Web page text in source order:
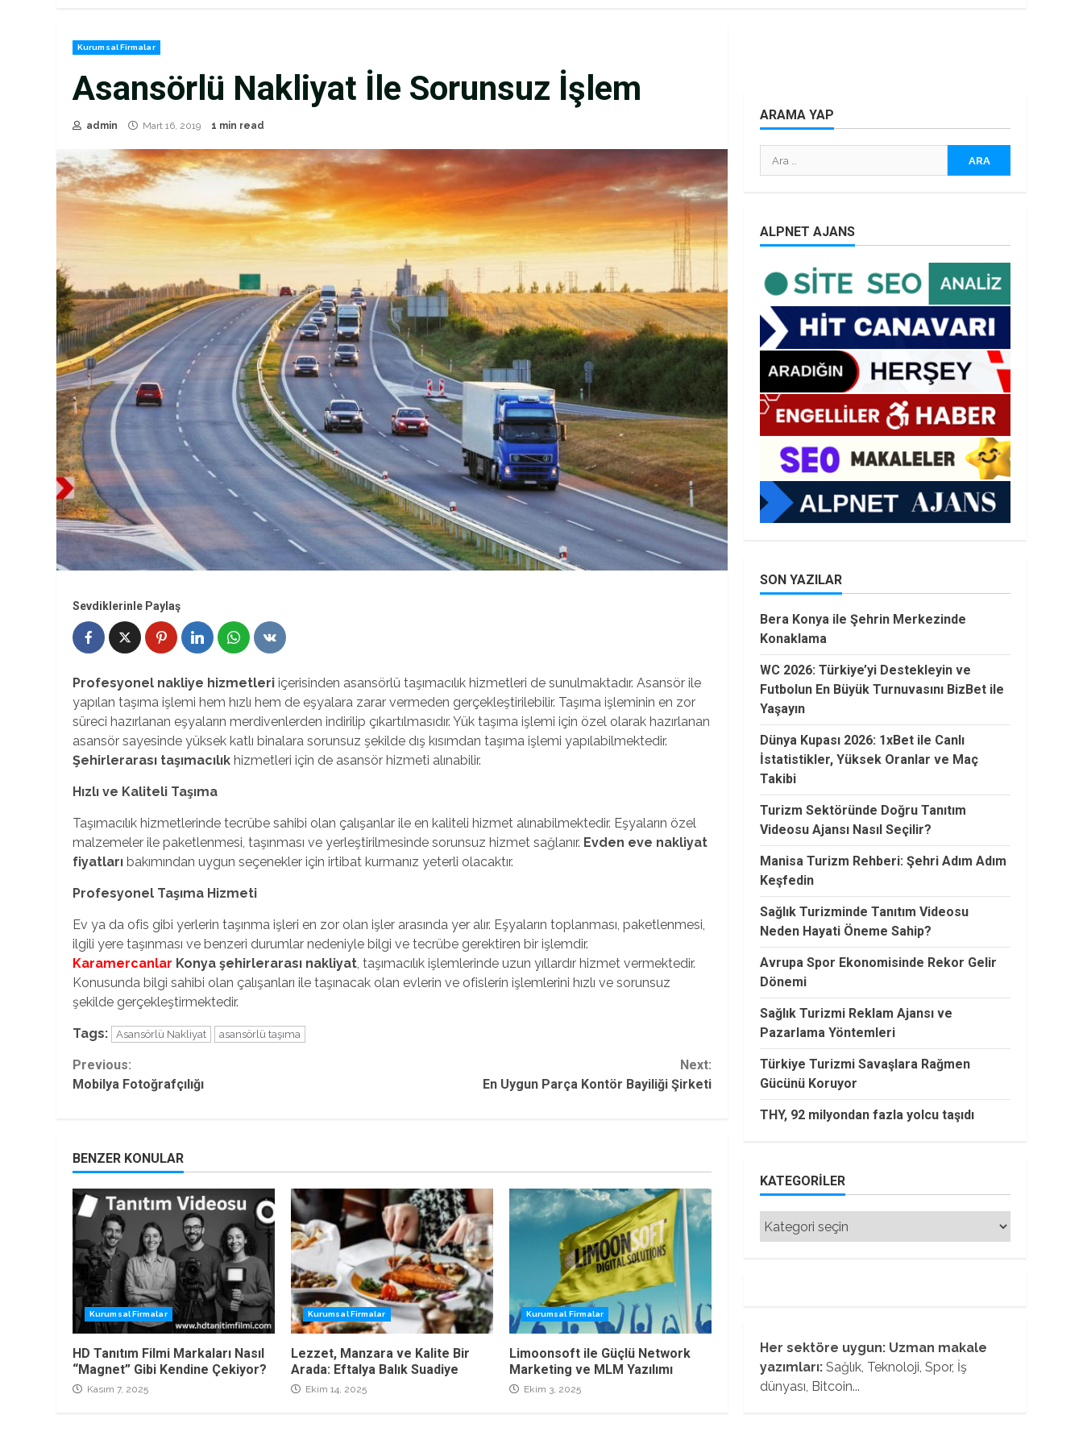
Kurumsal Firmalar
Asansörlü Nakliyat İle Sorunsuz İşlem
admin Mart 16, 2019 1 min read
Sevdiklerinle Paylaş
Profesyonel nakliye hizmetleri içerisinden asansörlü taşımacılık hizmetleri de sunulmaktadır. Asansör ile
yapılan taşıma işlemi hem hızlı hem de eşyalara zarar vermeden gerçekleştirilebilir. Taşıma işleminin en zor
süreci hazırlanan eşyaların merdivenlerden indirilip çıkartılmasıdır. Yük taşıma işlemi için özel olarak hazırlanan
asansör sayesinde yüksek katlı binalara sorunsuz şekilde dış kısımdan taşıma işlemi yapılabilmektedir.
Şehirlerarası taşımacılık hizmetleri için de asansör hizmeti alınabilir.
Hızlı ve Kaliteli Taşıma
Taşımacılık hizmetlerinde tecrübe sahibi olan çalışanlar ile en kaliteli hizmet alınabilmektedir. Eşyaların özel
malzemeler ile paketlenmesi, taşınması ve yerleştirilmesinde sorunsuz hizmet sağlanır. Evden eve nakliyat
fiyatları bakımından uygun seçenekler için irtibat kurmanız yeterli olacaktır.
Profesyonel Taşıma Hizmeti
Ev ya da ofis gibi yerlerin taşınma işleri en zor olan işler arasında yer alır. Eşyaların toplanması, paketlenmesi,
ilgili yere taşınması ve benzeri durumlar nedeniyle bilgi ve tecrübe gerektiren bir işlemdir.
Karamercanlar Konya şehirlerarası nakliyat, taşımacılık işlemlerinde uzun yıllardır hizmet vermektedir.
Konusunda bilgi sahibi olan çalışanları ile taşınacak olan evlerin ve ofislerin işlemlerini hızlı ve sorunsuz
şekilde gerçekleştirmektedir.
Tags: Asansörlü Nakliyat asansörlü taşıma
Continue
Previous:
Mobilya Fotoğrafçılığı
Next:
En Uygun Parça Kontör Bayiliği Şirketi
BENZER KONULAR
Kurumsal Firmalar
HD Tanıtım Filmi Markaları Nasıl
“Magnet” Gibi Kendine Çekiyor?
Kasım 7, 2025
Kurumsal Firmalar
Lezzet, Manzara ve Kalite Bir
Arada: Eftalya Balık Suadiye
Ekim 14, 2025
Kurumsal Firmalar
Limoonsoft ile Güçlü Network
Marketing ve MLM Yazılımı
Ekim 3, 2025
ARAMA YAP
Arama:
ALPNET AJANS
SON YAZILAR
Bera Konya ile Şehrin Merkezinde
Konaklama
WC 2026: Türkiye’yi Destekleyin ve
Futbolun En Büyük Turnuvasını BizBet ile
Yaşayın
Dünya Kupası 2026: 1xBet ile Canlı
İstatistikler, Yüksek Oranlar ve Maç
Takibi
Turizm Sektöründe Doğru Tanıtım
Videosu Ajansı Nasıl Seçilir?
Manisa Turizm Rehberi: Şehri Adım Adım
Keşfedin
Sağlık Turizminde Tanıtım Videosu
Neden Hayati Öneme Sahip?
Avrupa Spor Ekonomisinde Rekor Gelir
Dönemi
Sağlık Turizmi Reklam Ajansı ve
Pazarlama Yöntemleri
Türkiye Turizmi Savaşlara Rağmen
Gücünü Koruyor
THY, 92 milyondan fazla yolcu taşıdı
KATEGORILER
Kategoriler
Her sektöre uygun: Uzman makale
yazımları:Sağlık, Teknoloji, Spor, İş
dünyası, Bitcoin...